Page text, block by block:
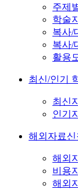
주제
학술
복사/
복사/
활용
최신/인기
최신
인기
해외자료
해외
비용
해외